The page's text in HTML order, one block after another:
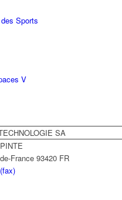
Sports
V
SA
France 93420 FR